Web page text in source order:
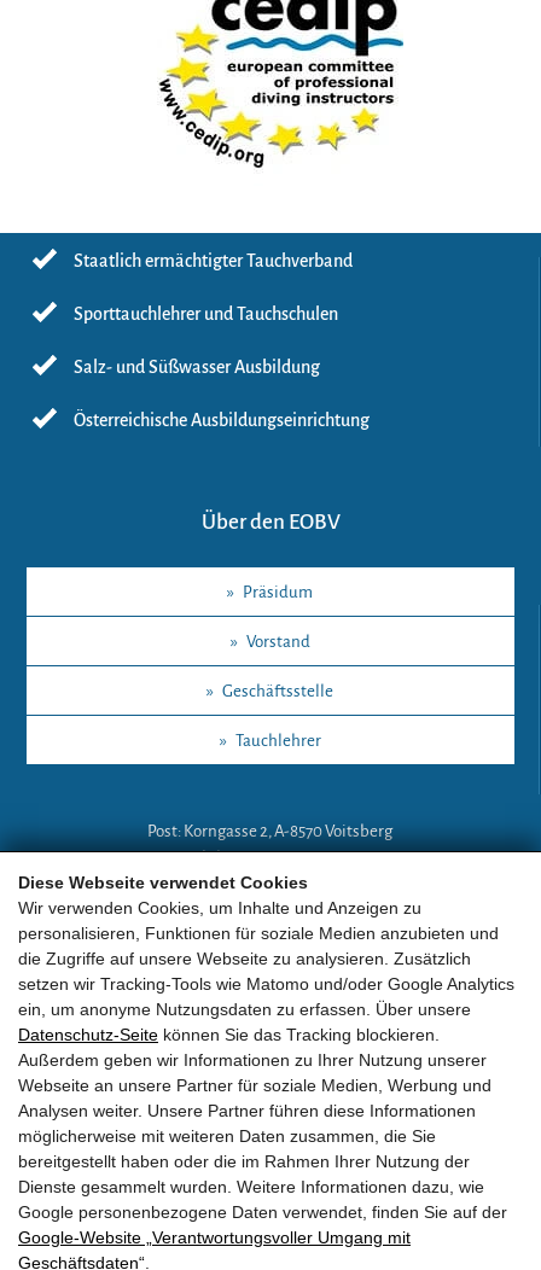
Diese Webseite verwendet Cookies
Wir verwenden Cookies, um Inhalte und Anzeigen zu
personalisieren, Funktionen für soziale Medien anzubieten und
die Zugriffe auf unsere Webseite zu analysieren. Zusätzlich
setzen wir Tracking-Tools wie Matomo und/oder Google Analytics
ein, um anonyme Nutzungsdaten zu erfassen. Über unsere
Datenschutz-Seite können Sie das Tracking blockieren.
Außerdem geben wir Informationen zu Ihrer Nutzung unserer
Webseite an unsere Partner für soziale Medien, Werbung und
Analysen weiter. Unsere Partner führen diese Informationen
möglicherweise mit weiteren Daten zusammen, die Sie
bereitgestellt haben oder die im Rahmen Ihrer Nutzung der
Dienste gesammelt wurden. Weitere Informationen dazu, wie
Google personenbezogene Daten verwendet, finden Sie auf der
Google‑Website „Verantwortungsvoller Umgang mit
Geschäftsdaten“
Staatlich ermächtigter Tauchverband
Sporttauchlehrer und Tauchschulen
Salz- und Süßwasser Ausbildung
Österreichische Ausbildungseinrichtung
Über den EOBV
» Präsidum
» Vorstand
» Geschäftsstelle
» Tauchlehrer
Post: Korngasse 2, A-8570 Voitsberg
Mobil: +43 (0)664 18 67 394
E-Mail: lg-a@eobv.eu
Weitere Links
» ARGE Tauchen
» ÖGTH
» CEDIP
» DAN